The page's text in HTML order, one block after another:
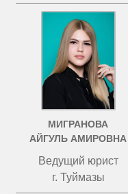
МИГРАНОВА
АЙГУЛЬ АМИРОВНА
Ведущий юрист
г. Туймазы